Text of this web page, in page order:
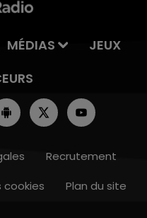
MÉDIAS
JEUX
Recrutement
cookies Plan du site